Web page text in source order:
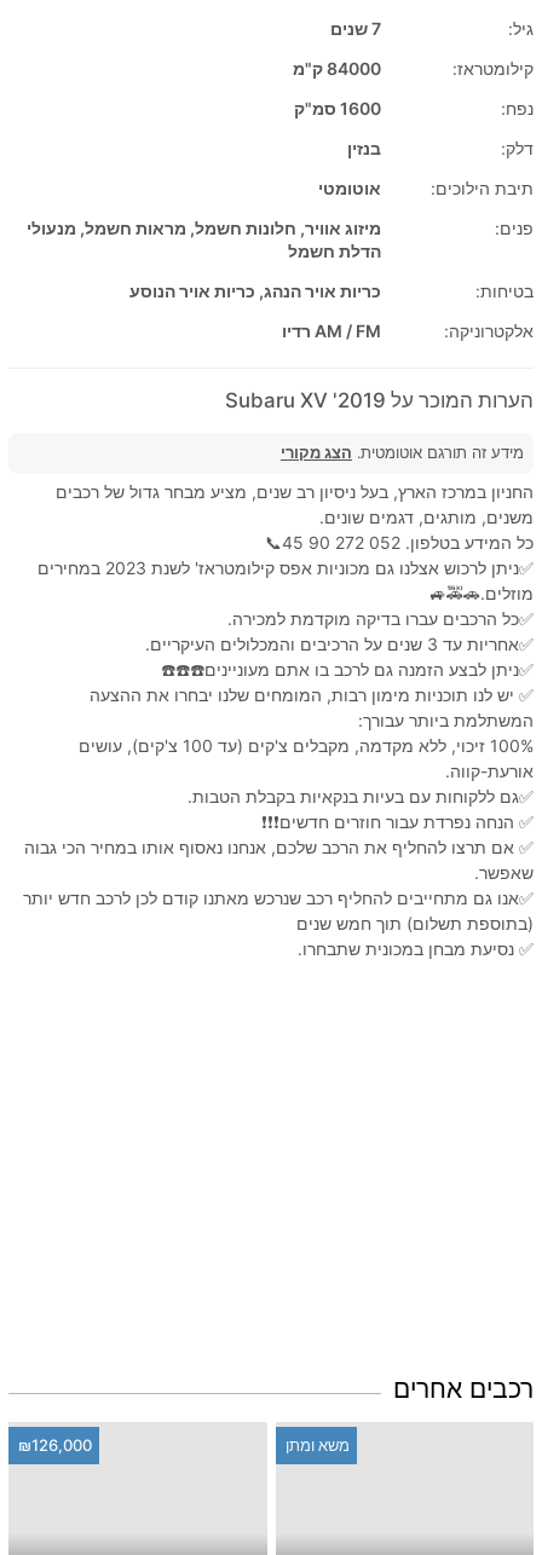
גיל:
7 שנים
קילומטראז:
84000 ק"מ
נפח:
1600 סמ"ק
דלק:
בנזין
תיבת הילוכים:
אוטומטי
פנים:
מיזוג אוויר, חלונות חשמל, מראות חשמל, מנעולי
הדלת חשמל
בטיחות:
כריות אויר הנהג, כריות אויר הנוסע
אלקטרוניקה:
AM / FM רדיו
הערות המוכר על 2019' Subaru XV
מידע זה תורגם אוטומטית. הצג מקורי
החניון במרכז הארץ, בעל ניסיון רב שנים, מציע מבחר גדול של רכבים
משנים, מותגים, דגמים שונים.
כל המידע בטלפון. 052 272 90 45📞
✅ניתן לרכוש אצלנו גם מכוניות אפס קילומטראז' לשנת 2023 במחירים
מוזלים.🚗🚕🚙
✅כל הרכבים עברו בדיקה מוקדמת למכירה.
✅אחריות עד 3 שנים על הרכיבים והמכלולים העיקריים.
✅ניתן לבצע הזמנה גם לרכב בו אתם מעוניינים☎️☎️☎️
✅ יש לנו תוכניות מימון רבות, המומחים שלנו יבחרו את ההצעה
המשתלמת ביותר עבורך:
100% זיכוי, ללא מקדמה, מקבלים צ'קים (עד 100 צ'קים), עושים
אורעת-קווה.
✅גם ללקוחות עם בעיות בנקאיות בקבלת הטבות.
✅ הנחה נפרדת עבור חוזרים חדשים❗️❗️❗️
✅ אם תרצו להחליף את הרכב שלכם, אנחנו נאסוף אותו במחיר הכי גבוה
שאפשר.
✅אנו גם מתחייבים להחליף רכב שנרכש מאתנו קודם לכן לרכב חדש יותר
(בתוספת תשלום) תוך חמש שנים
✅ נסיעת מבחן במכונית שתבחרו.
רכבים אחרים
משא ומתן ₪126,000